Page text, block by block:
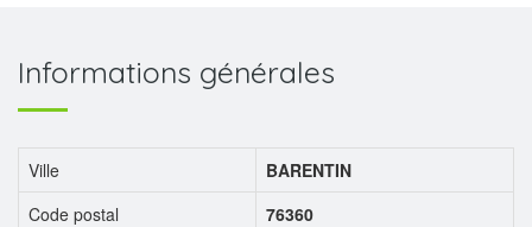
Informations générales
Ville
BARENTIN
Code postal
76360